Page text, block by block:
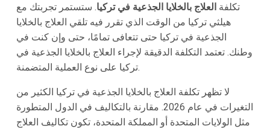
تكلفة العلاج بالخلايا الجذعية في تركيا. ستستمر تجربتك مع
هيلثي تركيا من الوقت الذي تقرر فيه تلقي العلاج بالخلايا
الجذعية في تركيا حتى تتعافى تمامًا، حتى وإن كنت في
وطنك. تعتمد التكلفة الدقيقة لإجراء العلاج بالخلايا الجذعية في
تركيا على نوع العملية المتضمنة.
لا تظهر تكلفة العلاج بالخلايا الجذعية في تركيا الكثير من
التغيرات في عام 2026. مقارنة بالتكاليف في الدول المتطورة
مثل الولايات المتحدة أو المملكة المتحدة، تكون تكاليف العلاج